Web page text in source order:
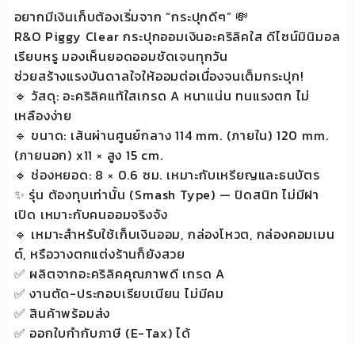
was:
฿450.00.฿350.00.
อยากมีเงินเก็บต้องเริ่มจาก “กระปุกดีๆ” 💸
R&O Piggy Clear กระปุกออมเงินอะคริลิคใส ดีไซน์มินิมอล
เรียบหรู มองเห็นยอดออมชัดเจนทุกวัน
ช่วยสร้างแรงบันดาลใจให้ออมต่อเนื่องจนเต็มกระปุก!
🔹 วัสดุ: อะคริลิคแท้ใสเกรด A หนาแน่น ทนแรงตก ไม่
เหลืองง่าย
🔹 ขนาด: เส้นผ่านศูนย์กลาง 114 mm. (ภายใน) 120 mm.
(ภายนอก) x11 × สูง 15 cm.
🔹 ช่องหยอด: 8 × 0.6 ซม. เหมาะกับเหรียญและธนบัตร
✨ รุ่น ต้องทุบเท่านั้น (Smash Type) — ปิดสนิท ไม่มีฝา
เปิด เหมาะกับคนออมจริงจัง
🔹 เหมาะสำหรับใช้เก็บเงินออม, กล่องโหวต, กล่องคอมเมน
ต์, หรือวางตกแต่งร้านก็ยังสวย
✅ ผลิตจากอะคริลิคคุณภาพดี เกรด A
✅ งานตัด-ประกอบเรียบเนียน ไม่มีคม
✅ สินค้าพร้อมส่ง
✅ ออกใบกำกับภาษี (E-Tax) ได้